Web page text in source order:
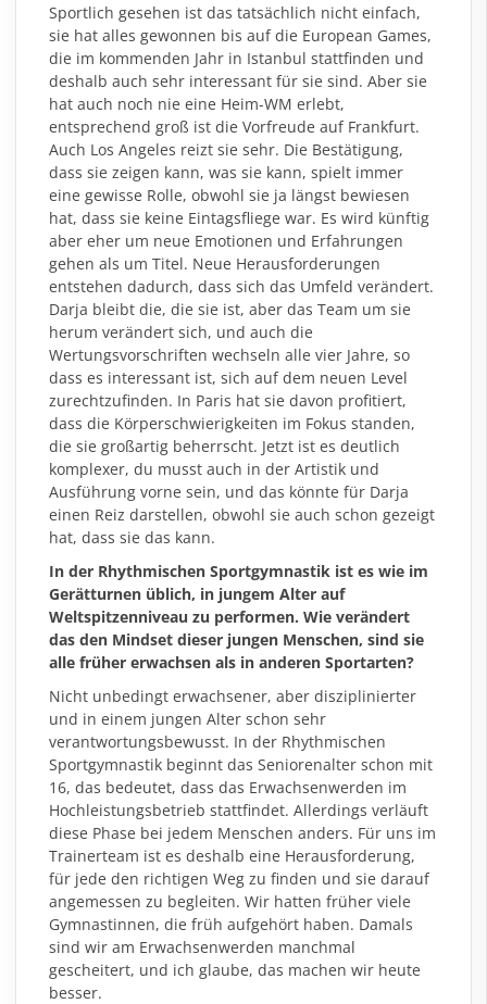
Sportlich gesehen ist das tatsächlich nicht einfach,
sie hat alles gewonnen bis auf die European Games,
die im kommenden Jahr in Istanbul stattfinden und
deshalb auch sehr interessant für sie sind. Aber sie
hat auch noch nie eine Heim-WM erlebt,
entsprechend groß ist die Vorfreude auf Frankfurt.
Auch Los Angeles reizt sie sehr. Die Bestätigung,
dass sie zeigen kann, was sie kann, spielt immer
eine gewisse Rolle, obwohl sie ja längst bewiesen
hat, dass sie keine Eintagsfliege war. Es wird künftig
aber eher um neue Emotionen und Erfahrungen
gehen als um Titel. Neue Herausforderungen
entstehen dadurch, dass sich das Umfeld verändert.
Darja bleibt die, die sie ist, aber das Team um sie
herum verändert sich, und auch die
Wertungsvorschriften wechseln alle vier Jahre, so
dass es interessant ist, sich auf dem neuen Level
zurechtzufinden. In Paris hat sie davon profitiert,
dass die Körperschwierigkeiten im Fokus standen,
die sie großartig beherrscht. Jetzt ist es deutlich
komplexer, du musst auch in der Artistik und
Ausführung vorne sein, und das könnte für Darja
einen Reiz darstellen, obwohl sie auch schon gezeigt
hat, dass sie das kann.
In der Rhythmischen Sportgymnastik ist es wie im
Gerätturnen üblich, in jungem Alter auf
Weltspitzenniveau zu performen. Wie verändert
das den Mindset dieser jungen Menschen, sind sie
alle früher erwachsen als in anderen Sportarten?
Nicht unbedingt erwachsener, aber disziplinierter
und in einem jungen Alter schon sehr
verantwortungsbewusst. In der Rhythmischen
Sportgymnastik beginnt das Seniorenalter schon mit
16, das bedeutet, dass das Erwachsenwerden im
Hochleistungsbetrieb stattfindet. Allerdings verläuft
diese Phase bei jedem Menschen anders. Für uns im
Trainerteam ist es deshalb eine Herausforderung,
für jede den richtigen Weg zu finden und sie darauf
angemessen zu begleiten. Wir hatten früher viele
Gymnastinnen, die früh aufgehört haben. Damals
sind wir am Erwachsenwerden manchmal
gescheitert, und ich glaube, das machen wir heute
besser.